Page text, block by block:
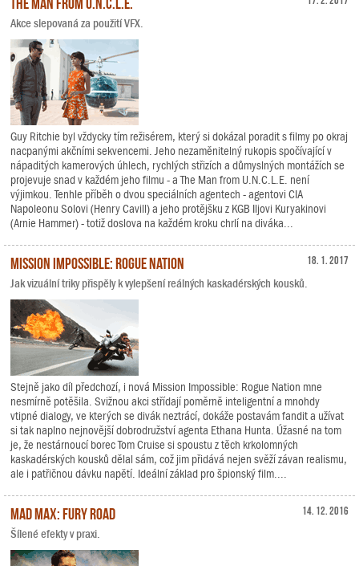
Akce slepovaná za použití VFX.
Guy Ritchie byl vždycky tím režisérem, který si dokázal poradit s filmy po okraj
nacpanými akčními sekvencemi. Jeho nezaměnitelný rukopis spočívající v
nápaditých kamerových úhlech, rychlých střizích a důmyslných montážích se
projevuje snad v každém jeho filmu - a The Man from U.N.C.L.E. není
výjimkou. Tenhle příběh o dvou speciálních agentech - agentovi CIA
Napoleonu Solovi (Henry Cavill) a jeho protějšku z KGB Iljovi Kuryakinovi
(Arnie Hammer) - totiž doslova na každém kroku chrlí na diváka...
18. 1. 2017
Mission Impossible: Rogue Nation
Jak vizuální triky přispěly k vylepšení reálných kaskadérských kousků.
Stejně jako díl předchozí, i nová Mission Impossible: Rogue Nation mne
nesmírně potěšila. Svižnou akci střídají poměrně inteligentní a mnohdy
vtipné dialogy, ve kterých se divák neztrácí, dokáže postavám fandit a užívat
si tak naplno nejnovější dobrodružství agenta Ethana Hunta. Úžasné na tom
je, že nestárnoucí borec Tom Cruise si spoustu z těch krkolomných
kaskadérských kousků dělal sám, což jim přidává nejen svěží závan realismu,
ale i patřičnou dávku napětí. Ideální základ pro špionský film....
14. 12. 2016
Mad Max: Fury Road
Šílené efekty v praxi.